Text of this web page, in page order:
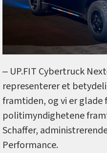
‒ UP.FIT Cybertruck
representerer et
framtiden, og vi er
politimyndighetene
Schaffer,
Performance.